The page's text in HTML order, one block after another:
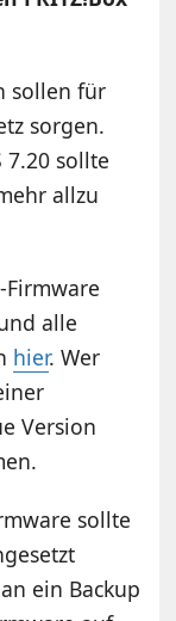
sollen für
sorgen.
7.20 sollte
allzu
alle
hier. Wer
Version
sollte
ein Backup